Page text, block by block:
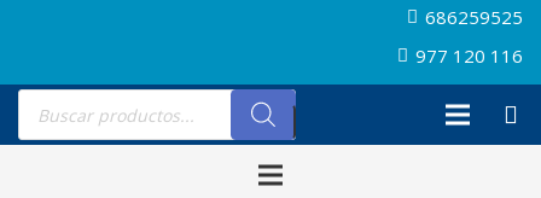
686259525
977 120 116
Búsqueda
productos